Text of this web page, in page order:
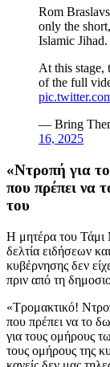
Rom
only the
Islamic Jihad.
At this stage,
of the full
— Bring
16, 2025
«Ντροπή για
που πρέπει να
του
Η μητέρα του Τάμι
δελτία ειδήσεων
κυβέρνησης δεν
πριν από τη
«Τρομακτικό!
που πρέπει να το
για τους ομήρους
τους ομήρους της